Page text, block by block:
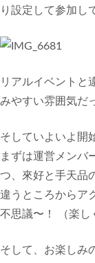
り設定して参加し
リアルイベントと
みやすい雰囲気だ
そしていよいよ開
まずは運営メンバ
つ、來好と手天品
違うところからア
不思議〜！ （楽
そして、お楽しみ